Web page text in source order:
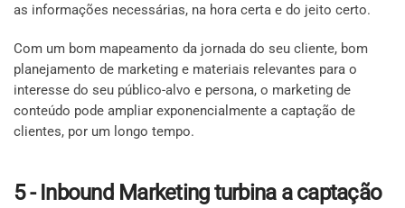
as informações necessárias, na hora certa e do jeito certo.
Com um bom mapeamento da jornada do seu cliente, bom
planejamento de marketing e materiais relevantes para o
interesse do seu público-alvo e persona, o marketing de
conteúdo pode ampliar exponencialmente a captação de
clientes, por um longo tempo.
5 - Inbound Marketing turbina a captação